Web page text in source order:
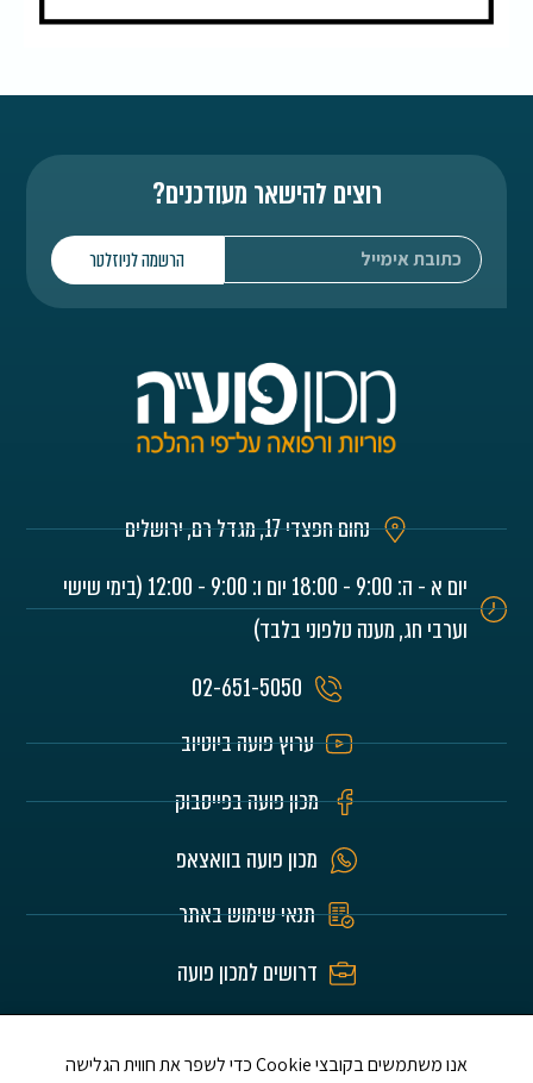
רוצים להישאר מעודכנים?
הרשמה לניוזלטר
נחום חפצדי 17, מגדל רם, ירושלים
יום א - ה: 9:00 - 18:00 יום ו: 9:00 - 12:00 (בימי שישי
וערבי חג, מענה טלפוני בלבד)
02-651-5050
ערוץ פועה ביוטיוב
מכון פועה בפייסבוק
מכון פועה בוואצאפ
תנאי שימוש באתר
דרושים למכון פועה
ז"ל ושלום אברדם ז"ל ת.נ.צ.ב.ה.אנו משתמשים בקובצי Cookie כדי לשפר את חווית הגלישה